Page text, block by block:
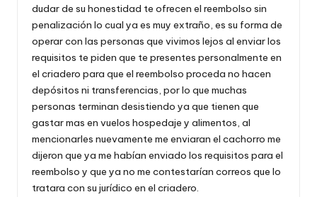
dudar de su honestidad te ofrecen el reembolso sin
penalización lo cual ya es muy extraño, es su forma de
operar con las personas que vivimos lejos al enviar los
requisitos te piden que te presentes personalmente en
el criadero para que el reembolso proceda no hacen
depósitos ni transferencias, por lo que muchas
personas terminan desistiendo ya que tienen que
gastar mas en vuelos hospedaje y alimentos, al
mencionarles nuevamente me enviaran el cachorro me
dijeron que ya me habían enviado los requisitos para el
reembolso y que ya no me contestarían correos que lo
tratara con su jurídico en el criadero.